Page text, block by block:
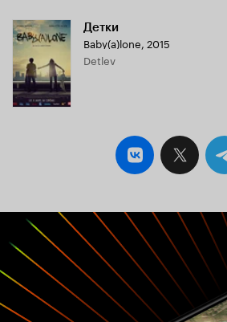
Детки
Baby(a)lone, 2015
Detlev